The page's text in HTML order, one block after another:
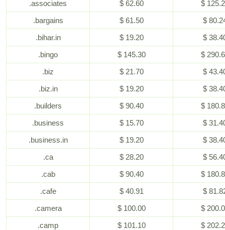
.associates
$ 62.60
$
.bargains
$ 61.50
$
.bihar.in
$ 19.20
$
.bingo
$ 145.30
$
.biz
$ 21.70
$
.biz.in
$ 19.20
$
.builders
$ 90.40
$
.business
$ 15.70
$
.business.in
$ 19.20
$
.ca
$ 28.20
$
.cab
$ 90.40
$
.cafe
$ 40.91
$
.camera
$ 100.00
$
.camp
$ 101.10
$